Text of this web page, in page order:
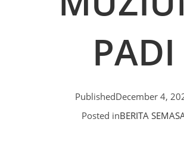
PADI
PublishedDecember 4,
Posted inBERITA